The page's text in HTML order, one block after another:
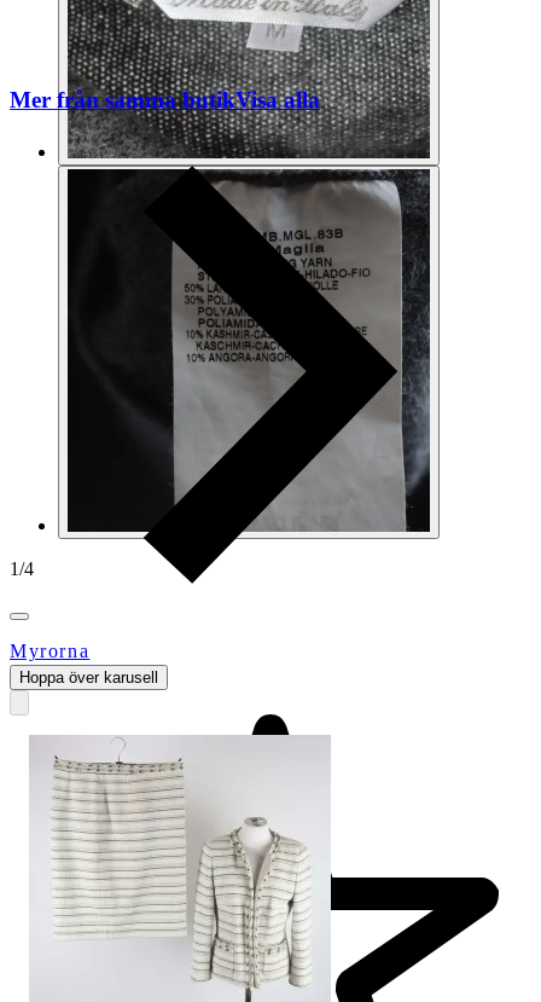
1/4
Myrorna
Mer från samma butikVisa alla
Hoppa över karusell